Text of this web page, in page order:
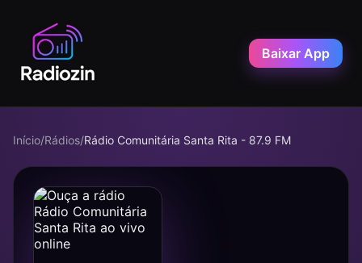
Baixar App
Início/Rádios/Rádio Comunitária Santa Rita - 87.9 FM